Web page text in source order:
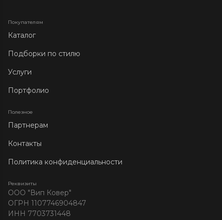
Покупателям
Каталог
Подборки по стилю
Услуги
Портфолио
Полезное
Партнерам
Контакты
Политика конфиденциальности
Реквизиты
ООО "Вип Ковер"
ОГРН 1107746904847
ИНН 7703731448